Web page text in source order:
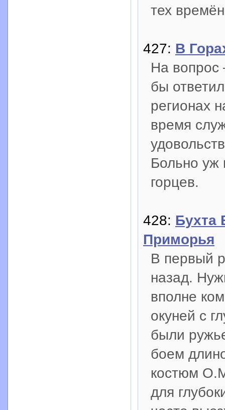
тех
427: В
На вопрос
бы
регионах
время
Больно уж
горцев.
428: Бухта
Приморья
В первый
назад.
вполне
окуней с
были
боем
костюм
для